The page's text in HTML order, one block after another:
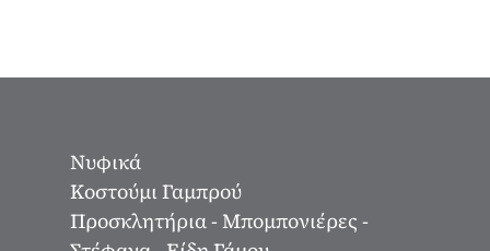
Νυφικά
Κοστούμι Γαμπρού
Προσκλητήρια - Μπομπονιέρες -